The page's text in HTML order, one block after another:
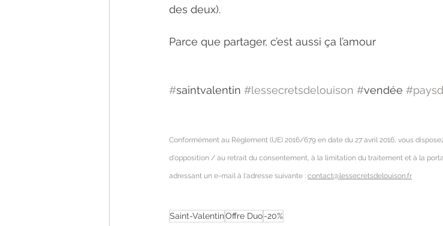
des deux).
Parce que partager, c’est aussi ça l’amour
#saintvalentin #lessecretsdelouison #vendée
Conformément au Règlement (UE) 2016/679 en date du 27 avril 2016, vous
d'opposition / au retrait du consentement, à la limitation du traitement et à la
adressant un e-mail à l'adresse suivante : contact@lessecretsdelouison.fr
Saint-ValentinOffre Duo-20%